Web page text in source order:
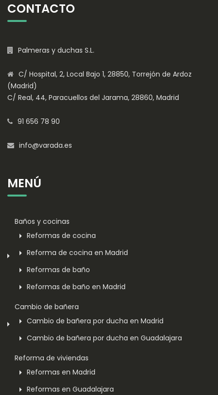
CONTACTO
Palmeras y duchas S.L.
C/ Hospital, 2, Local Bajo 1, 28850, Torrejón de Ardoz
(Madrid)
C/ Real, 44, Paracuellos del Jarama, 28860, Madrid
91 656 78 90
info@varada.es
MENÚ
Baños y cocinas
Reformas de cocina
Reforma de cocina en Madrid
Reformas de baño
Reformas de baño en Madrid
Cambio de bañera
Cambio de bañera por ducha en Madrid
Cambio de bañera por ducha en Guadalajara
Reforma de viviendas
Reformas en Madrid
Reformas en Guadalajara